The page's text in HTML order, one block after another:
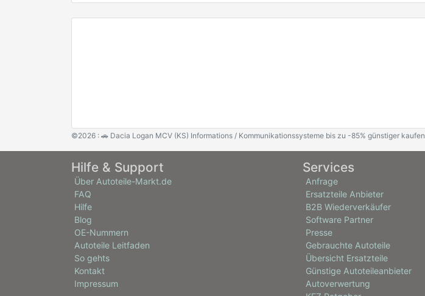
©2026 : 🚗 Dacia Logan MCV (KS) Informations / Kommunikationssysteme bis zu -85% günstiger kaufen
Hilfe & Support
Über Autoteile-Markt.de
FAQ
Hilfe
Blog
OE-Nummern
Autoteile Leitfaden
So gehts
Kontakt
Impressum
Services
Anfrage
Ersatzteile Anbieter
B2B Wiederverkäufer
Software Partner
Presse
Gebrauchte Autoteile
Übersicht Ersatzteile
Günstige Autoteileanbieter
Autoverwertung